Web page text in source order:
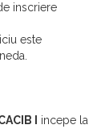
inscriere
este
I
incepe la